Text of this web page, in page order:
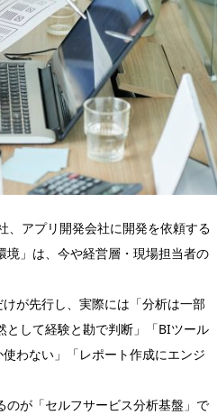
、アプリ開発会社に開発を依頼する
」は、今や経営層・現場担当者の
が先行し、実際には「分析は一部
として経験と勘で判断」「BIツール
わない」「レポート作成にエンジ
のが「セルフサービス分析基盤」で